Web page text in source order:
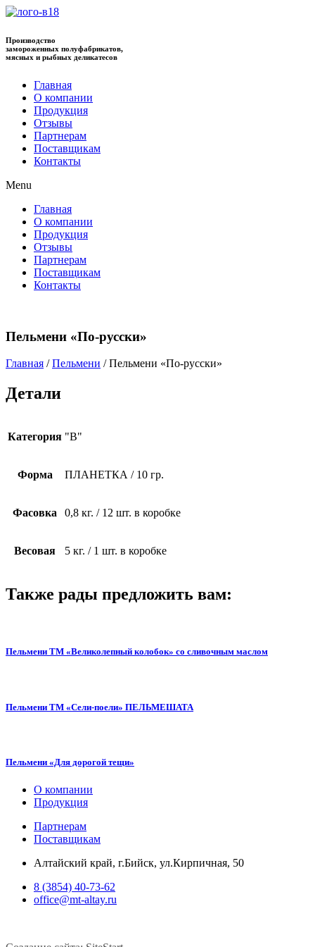
Производство
замороженных полуфабрикатов,
мясных и рыбных деликатесов
Главная
О компании
Продукция
Отзывы
Партнерам
Поставщикам
Контакты
Menu
Главная
О компании
Продукция
Отзывы
Партнерам
Поставщикам
Контакты
Пельмени «По-русски»
Главная /Пельмени / Пельмени «По-русски»
Детали
Категория "В"
Форма ПЛАНЕТКА / 10 гр.
Фасовка 0,8 кг. / 12 шт. в коробке
Весовая 5 кг. / 1 шт. в коробке
Также рады предложить вам:
Пельмени ТМ «Великолепный колобок» со сливочным маслом
Пельмени ТМ «Сели-поели» ПЕЛЬМЕШАТА
Пельмени «Для дорогой тещи»
О компании
Продукция
Партнерам
Поставщикам
Алтайский край, г.Бийск, ул.Кирпичная, 50
8 (3854) 40-73-62
office@mt-altay.ru